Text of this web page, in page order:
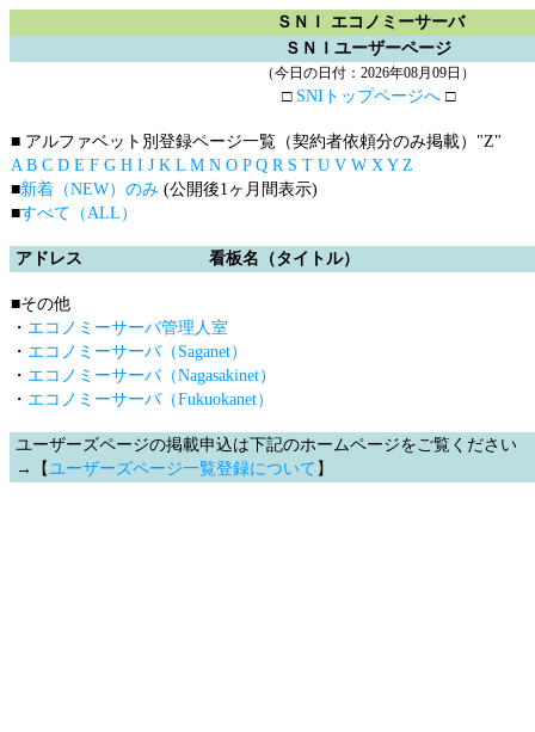
ＳＮＩ エコノミーサーバ
ＳＮＩユーザーページ
（今日の日付：2026年08月09日）
□ SNIトップページへ□
■ アルファベット別登録ページ一覧（契約者依頼分のみ掲載） "Z"
A B C D E F G H I J K L M N O P Q R S T U V W X Y Z
■新着（NEW）のみ (公開後1ヶ月間表示)
■すべて（ALL）
アドレス 看板名（タイトル）
■その他
・ エコノミーサーバ管理人室
・ エコノミーサーバ（Saganet）
・ エコノミーサーバ（Nagasakinet）
・ エコノミーサーバ（Fukuokanet）
ユーザーズページの掲載申込は下記のホームページをご覧ください
→【ユーザーズページ一覧登録について 】